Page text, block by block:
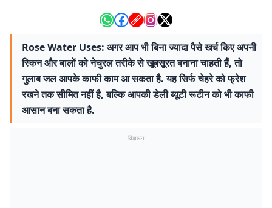
Rose Water Uses: अगर आप भी बिना ज्यादा पैसे खर्च किए अपनी
स्किन और बालों को नेचुरल तरीके से खूबसूरत बनाना चाहती हैं, तो
गुलाब जल आपके काफी काम आ सकता है. यह सिर्फ चेहरे को फ्रेश
रखने तक सीमित नहीं है, बल्कि आपकी डेली ब्यूटी रूटीन को भी काफी
आसान बना सकता है.
विज्ञापन